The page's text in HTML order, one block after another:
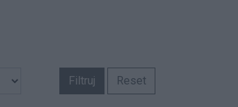
Filtruj Reset